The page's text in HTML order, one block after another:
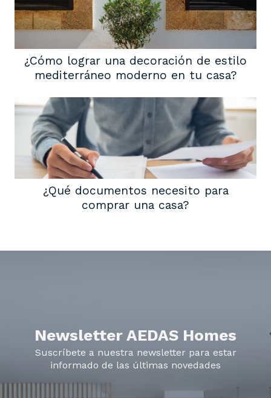
¿Cómo lograr una decoración de estilo
mediterráneo moderno en tu casa?
¿Qué documentos necesito para
comprar una casa?
Newsletter AEDAS Homes
Suscríbete a nuestra newsletter para estar
informado de las últimas novedades